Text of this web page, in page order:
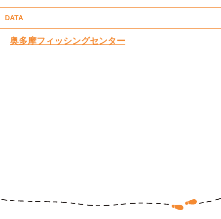
DATA
奥多摩フィッシングセンター